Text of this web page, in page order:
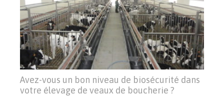
Avez-vous un bon niveau de biosécurité dans
votre élevage de veaux de boucherie ?